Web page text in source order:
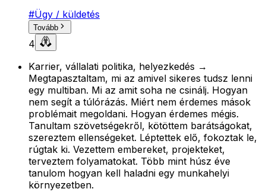
#Ügy / küldetés
Tovább
4
Karrier, vállalati politika, helyezkedés →
Megtapasztaltam, mi az amivel sikeres tudsz lenni
egy multiban. Mi az amit soha ne csinálj. Hogyan
nem segít a túlórázás. Miért nem érdemes mások
problémait megoldani. Hogyan érdemes mégis.
Tanultam szövetségekről, kötöttem barátságokat,
szereztem ellenségeket. Léptettek elő, fokoztak le,
rúgtak ki. Vezettem embereket, projekteket,
terveztem folyamatokat. Több mint húsz éve
tanulom hogyan kell haladni egy munkahelyi
környezetben.